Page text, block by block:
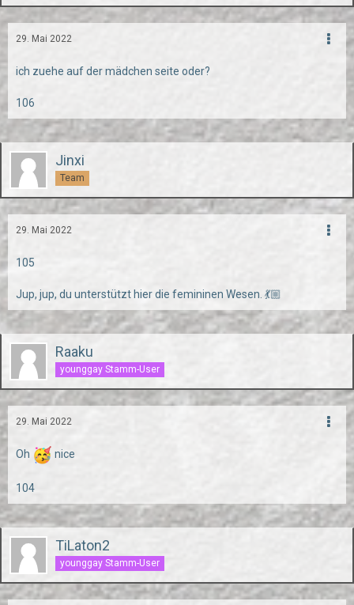
29. Mai 2022
ich zuehe auf der mädchen seite oder?
106
Jinxi
Team
29. Mai 2022
105
Jup, jup, du unterstützt hier die femininen Wesen. 💃🏼
Raaku
younggay Stamm-User
29. Mai 2022
Oh nice
104
TiLaton2
younggay Stamm-User